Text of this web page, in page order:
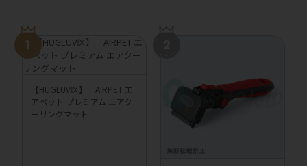
【HUGLUVⅨ】 AIRPET エ
アペット プレミアム エアク
ーリングマット